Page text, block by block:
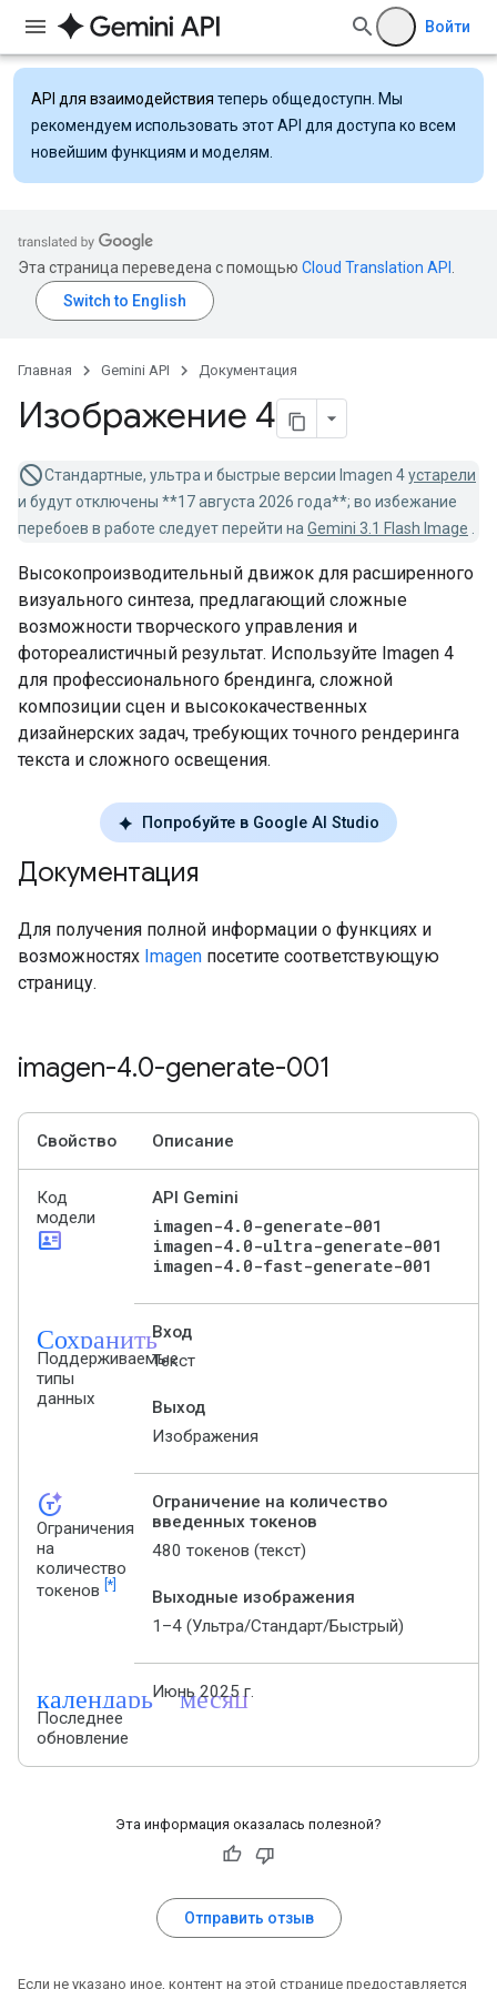
Войти
API для взаимодействия теперь общедоступн. Мы
рекомендуем использовать этот API для доступа ко всем
новейшим функциям и моделям.
Эта страница переведена с помощью Cloud Translation API
Главная Gemini API Документация
Изображение 4
Стандартные, ультра и быстрые версии Imagen 4устарели
и будут отключены **17 августа 2026 года**; во избежание
перебоев в работе следует перейти на Gemini 3.1 Flash Image
Высокопроизводительный движок для расширенного
визуального синтеза, предлагающий сложные
возможности творческого управления и
фотореалистичный результат. Используйте Imagen 4
для профессионального брендинга, сложной
композиции сцен и высококачественных
дизайнерских задач, требующих точного рендеринга
текста и сложного освещения.
Попробуйте в Google AI Studio
Документация
Для получения полной информации о функциях и
возможностях Imagen посетите соответствующую
страницу.
imagen-4.0-generate-001
Свойство Описание
Код
модели
id_card
API Gemini
imagen-4.0-generate-001
imagen-4.0-ultra-generate-001
imagen-4.0-fast-generate-001
Сохранить
Поддерживаемые
типы
данных
Вход
Текст
Выход
Изображения
token_auto
Ограничения
на
количество
токенов [*]
Ограничение на количество
введенных токенов
480 токенов (текст)
Выходные изображения
1–4 (Ультра/Стандарт/Быстрый)
календарь_месяц
Последнее
обновление
Июнь 2025 г.
Эта информация оказалась полезной?
Отправить отзыв
Если не указано иное, контент на этой странице предоставляется